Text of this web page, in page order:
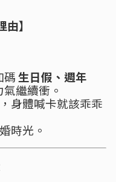
】
碼生日假、週年
繼續衝。
，身體喊卡就該乖乖
時光。